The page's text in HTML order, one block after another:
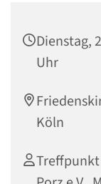
Dienstag,
Uhr
Köln